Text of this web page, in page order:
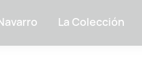
La Colección